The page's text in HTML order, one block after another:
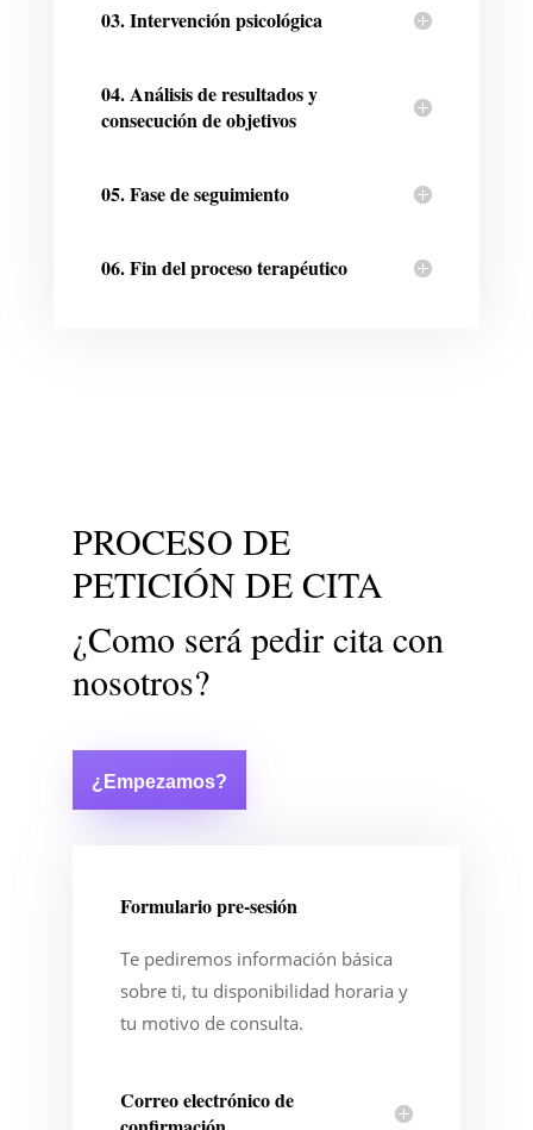
03. Intervención psicológica
04. Análisis de resultados y
consecución de objetivos
05. Fase de seguimiento
06. Fin del proceso terapéutico
PROCESO DE
PETICIÓN DE CITA
¿Como será pedir cita con
nosotros?
¿Empezamos?
Formulario pre-sesión
Te pediremos información básica
sobre ti, tu disponibilidad horaria y
tu motivo de consulta.
Correo electrónico de